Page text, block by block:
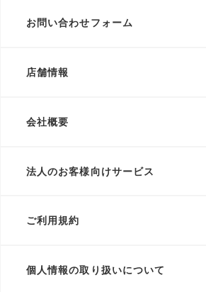
お問い合わせフォーム
店舗情報
会社概要
法人のお客様向けサービス
ご利用規約
個人情報の取り扱いについて